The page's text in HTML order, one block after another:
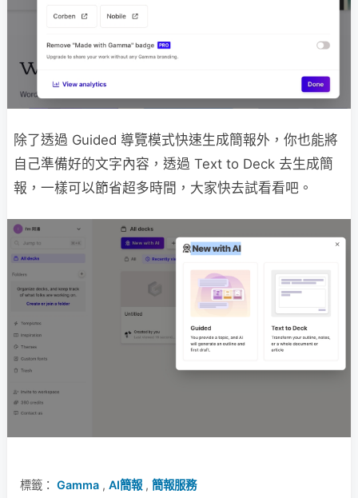
除了透過 Guided 導覽模式快速生成簡報外，你也能將
自己準備好的文字內容，透過 Text to Deck 去生成簡
報，一樣可以節省超多時間，大家快去試看看吧。
標籤： Gamma , AI簡報 , 簡報服務